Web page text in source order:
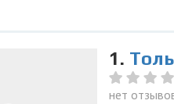
1.
нет